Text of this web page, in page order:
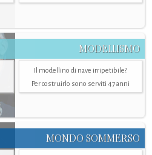
MODELLISMO
Il modellino di nave irripetibile?
Per costruirlo sono serviti 47 anni
MONDO SOMMERSO